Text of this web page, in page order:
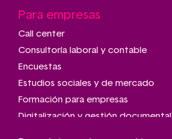
Para empresas
Call center
Consultoría laboral y contable
Encuestas
Estudios sociales y de mercado
Formación para empresas
Digitalización y gestión documental